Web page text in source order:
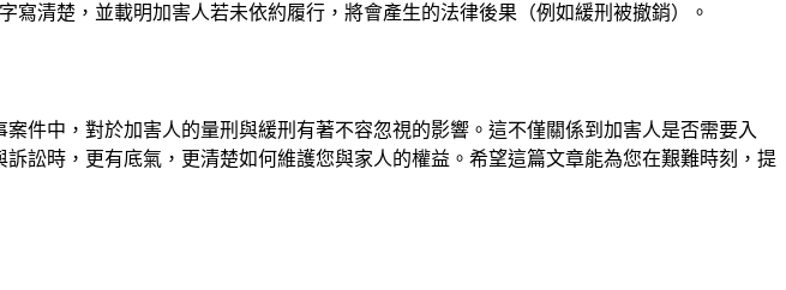
寫清楚，並載明加害人若未依約履行，將會產生的法律後果（例如緩刑被撤銷）。
件中，對於加害人的量刑與緩刑有著不容忽視的影響。這不僅關係到加害人是否需要入
訟時，更有底氣，更清楚如何維護您與家人的權益。希望這篇文章能為您在艱難時刻，提